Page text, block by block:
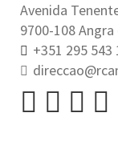
Avenida
9700-108
+351 295 543